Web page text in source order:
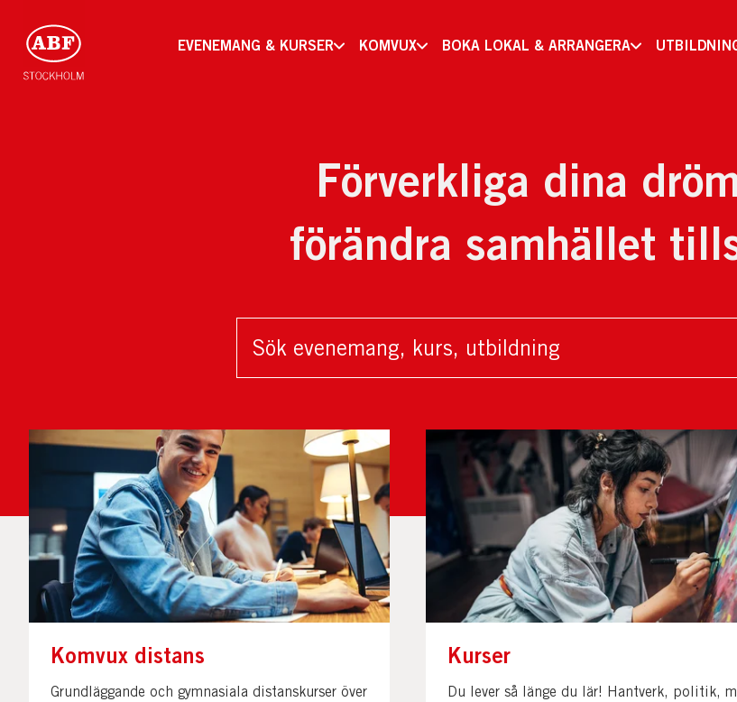
EVENEMANG & KURSER KOMVUX BOKA LOKAL & ARRANGERA
Förverkliga dina
förändra samhället
Komvux distans
Grundläggande och gymnasiala distanskurser över
Kurser
Du lever så länge du lär! Hantverk, politik,